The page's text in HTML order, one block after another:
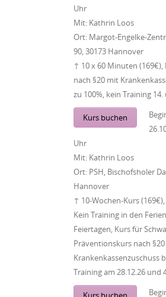
Uhr
Mit: Kathrin Loos
Ort: Margot-Engelke-
90, 30173 Hannover
↑ 10 x 60 Minuten
nach §20 mit
zu 100%, kein Training 14.
Kurs buchen
Uhr
Mit: Kathrin Loos
Ort: PSH, Bischofsholer
Hannover
↑ 10-Wochen-Kurs
Kein Training in den
Feiertagen, Kurs für
Präventionskurs nach
Krankenkassenzuschuss
Training am 28.12.26 und